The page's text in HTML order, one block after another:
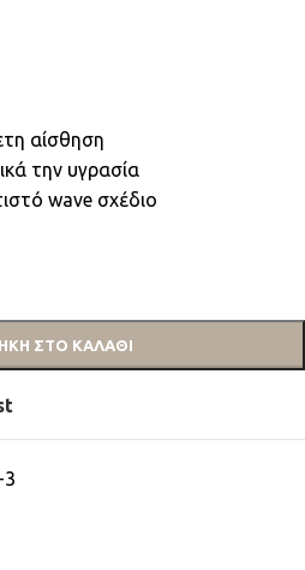
αίσθηση
την υγρασία
wave σχέδιο
ΣΤΟ ΚΑΛΆΘΙ
3